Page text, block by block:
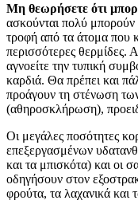
Μη θεωρήσετε ότι
ασκούνται πολύ
τροφή από τα άτομα που
περισσότερες θερμίδες.
αγνοείτε την τυπική
καρδιά. Θα πρέπει και
προάγουν τη στένωση
(αθηροσκλήρωση),
Οι μεγάλες ποσότητες
επεξεργασμένων
και τα μπισκότα) και οι
οδηγήσουν στον
φρούτα, τα λαχανικά και